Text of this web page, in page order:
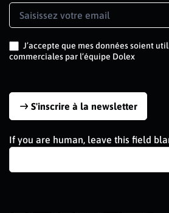
Newsletter
Signup
J’accepte que mes données soient
commerciales par l’équipe Dolex
S'inscrire à la newsletter
If you are human, leave this field